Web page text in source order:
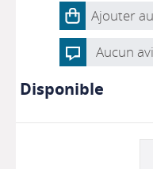
Ajouter
Aucun
Disponible